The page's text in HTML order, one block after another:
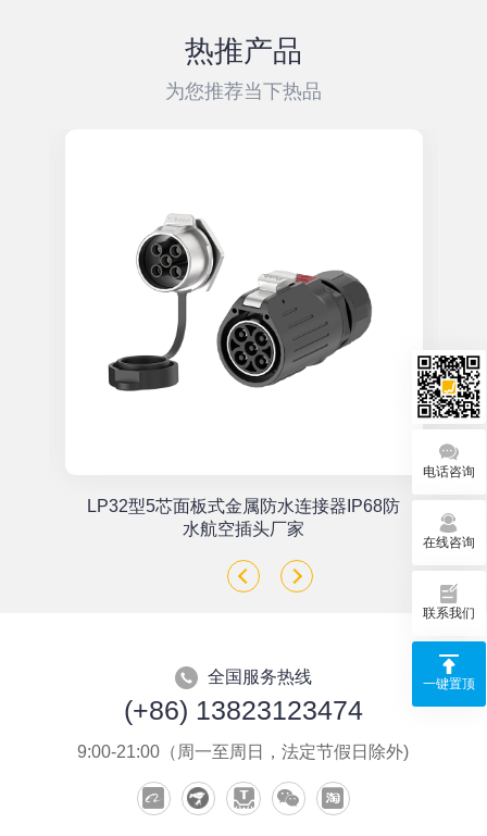
热推产品
为您推荐当下热品
LP32型5芯面板式金属防水连接器IP68防
水航空插头厂家
全国服务热线
(+86) 13823123474
9:00-21:00（周一至周日，法定节假日除外)
电话咨询
在线咨询
联系我们
一键置顶